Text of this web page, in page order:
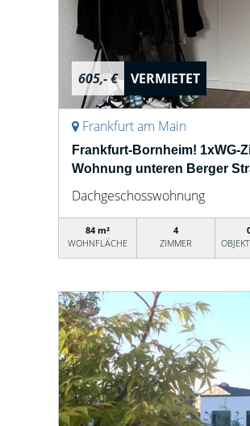
605,- € VERMIETET
Frankfurt am Main
Frankfurt-Bornheim! 1xWG-
Wohnung unteren Berger
Dachgeschosswohnung
84 m²
WOHNFLÄCHE
4
ZIMMER